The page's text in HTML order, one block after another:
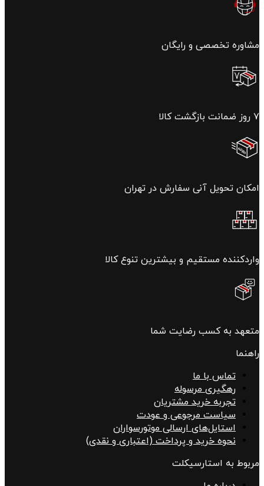
مشاوره تخصصی و رایگان
۷ روز ضمانت بازگشت کالا
امکان تحویل آنی سفارش در تهران
واردکننده مستقیم و بیشترین تنوع کالا
متعهد به کسب رضایت شما
راهنما
تماس با ما
رهگیری مرسوله
تجربه خرید مشتریان
سیاست مرجوعی و عودت
استایل‌های ارسالی موتورسواران
نحوه خرید و پرداخت (اعتباری و نقدی)
مربوط به استارسیکلت